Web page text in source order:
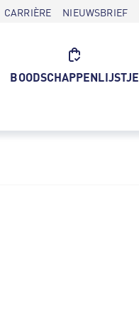
CARRIÈRE NIEUWSBRIEF
BOODSCHAPPENLIJSTJE